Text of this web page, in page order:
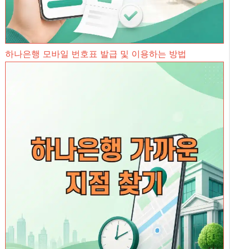
하나은행 모바일 번호표 발급 및 이용하는 방법